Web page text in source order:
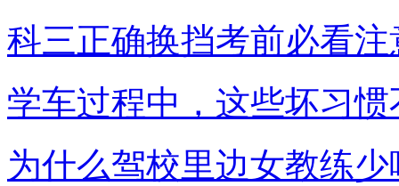
科三正确换挡考前必看注
学车过程中，这些坏习惯
为什么驾校里边女教练少